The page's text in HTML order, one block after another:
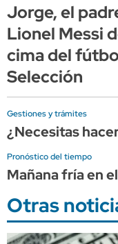
Jorge, el
Lionel Messi
cima del
Selección
Gestiones y trámites
¿Necesitas
Pronóstico del tiempo
Mañana fría en
Otras